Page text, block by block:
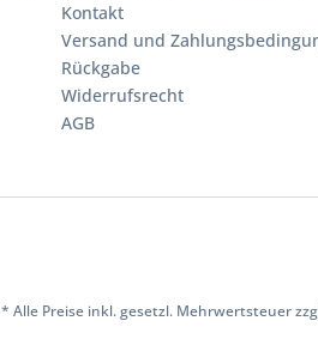
Kontakt
Versand und
Rückgabe
Widerrufsrecht
AGB
* Alle Preise inkl. gesetzl. Mehrwertsteuer